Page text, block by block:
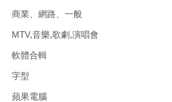
商業、網路、一般
MTV,音樂,歌劇,演唱會
軟體合輯
字型
蘋果電腦